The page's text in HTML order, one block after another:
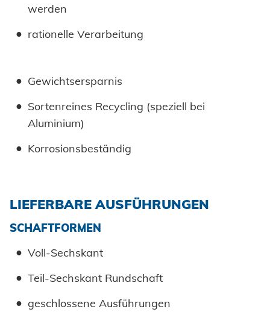
AGBs
werden
rationelle Verarbeitung
Gewichtsersparnis
Sortenreines Recycling (speziell bei
Aluminium)
Korrosionsbeständig
LIEFERBARE AUSFÜHRUNGEN
SCHAFTFORMEN
Voll-Sechskant
Teil-Sechskant Rundschaft
geschlossene Ausführungen